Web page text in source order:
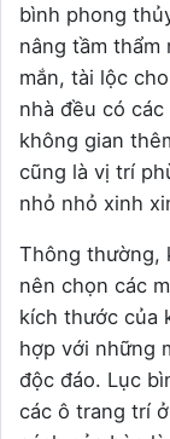
bình phong
nâng tầm thẩm
mắn, tài lộc
nhà đều có
không gian
cũng là vị trí
nhỏ nhỏ xinh
Thông thường,
nên chọn các
kích thước của
hợp với những
độc đáo. Lục
các ô trang trí